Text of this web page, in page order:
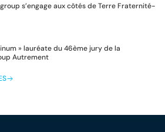
s’engage aux côtés de Terre Fraternité-
» lauréate du 46ème jury de la
Autrement